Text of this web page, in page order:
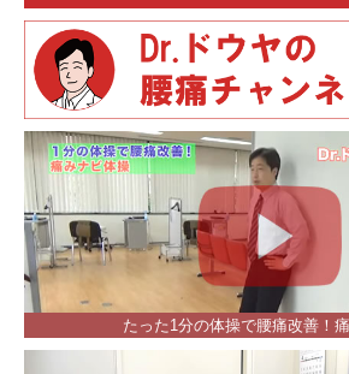
たった1分の体操で腰痛改善！